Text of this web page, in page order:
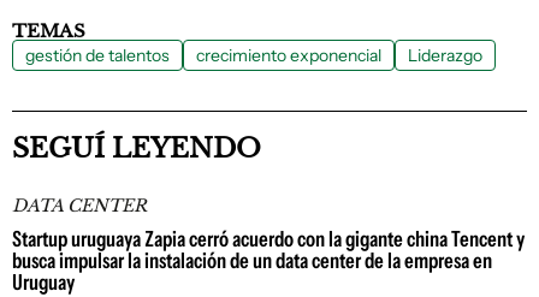
TEMAS
gestión de talentos crecimiento exponencial Liderazgo
SEGUÍ LEYENDO
DATA CENTER
Startup uruguaya Zapia cerró acuerdo con la gigante china Tencent y
busca impulsar la instalación de un data center de la empresa en
Uruguay